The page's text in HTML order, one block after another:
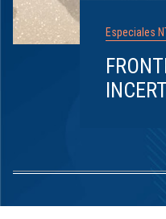
Especiales